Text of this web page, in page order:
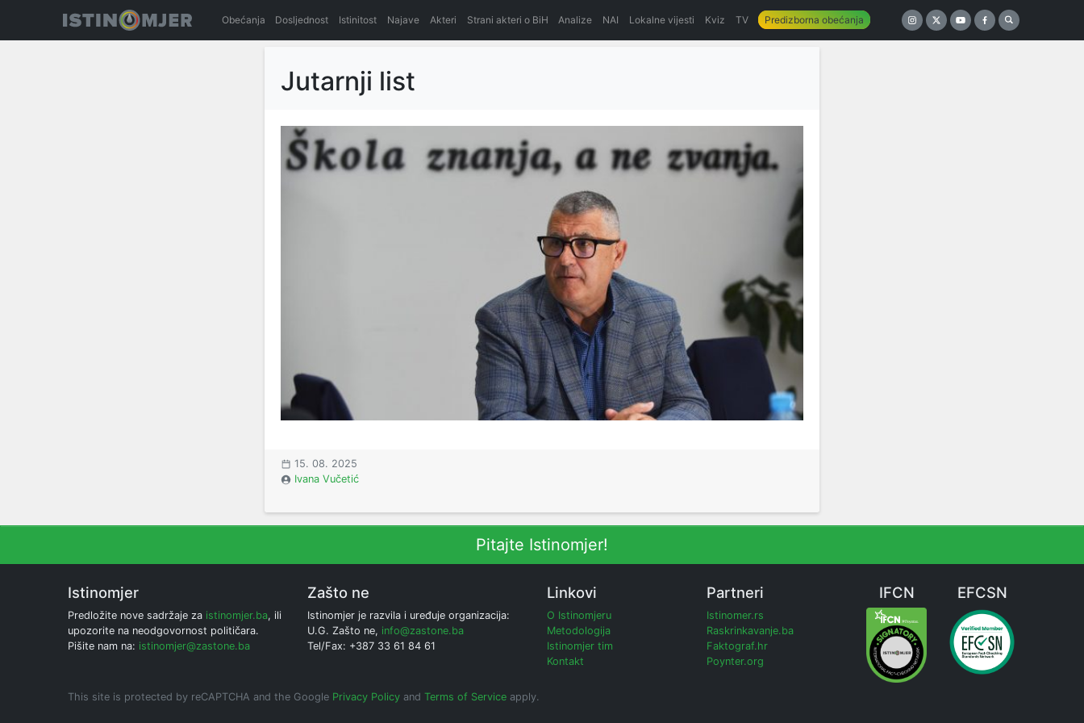
Obećanja Dosljednost Istinitost Najave Akteri Strani akteri o BiH Analize NAI Lokalne vijesti Kviz TV Predizborna obećanja
Jutarnji list
15. 08. 2025
Ivana Vučetić
Pitajte Istinomjer!
Istinomjer
Predložite nove sadržaje za istinomjer.ba, ili
upozorite na neodgovornost političara.
Pišite nam na: istinomjer@zastone.ba
Zašto ne
Istinomjer je razvila i uređuje organizacija:
U.G. Zašto ne, info@zastone.ba
Tel/Fax: +387 33 61 84 61
Linkovi
O Istinomjeru
Metodologija
Istinomjer tim
Kontakt
Partneri
Istinomer.rs
Raskrinkavanje.ba
Faktograf.hr
Poynter.org
IFCN EFCSN
This site is protected by reCAPTCHA and the Google Privacy Policy and Terms of Service apply.